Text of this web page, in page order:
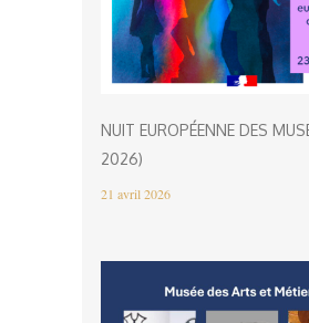
NUIT EUROPÉENNE DES
2026)
21 avril 2026